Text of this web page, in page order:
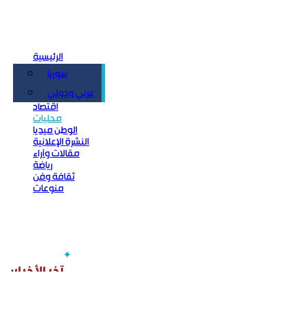
الرئيسية
سوريا
عربي ودولي
اقتصاد
محليات
الوطن ميديا
النشرة الإعلانية
مقالات وآراء
رياضة
ثقافة وفن
منوعات